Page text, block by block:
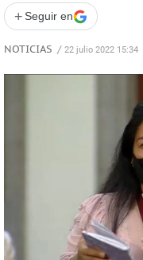
+ Seguir en
NOTICIAS / 22 julio 2022 15:34